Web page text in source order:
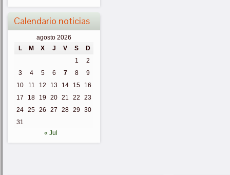
Calendario noticias
agosto 2026
L
M X J V S
D
1
2
3
4 5 6 7 8
9
10
11 12 13 14 15
16
17
18 19 20 21 22
23
24 25 26 27 28 29 30
31
« Jul